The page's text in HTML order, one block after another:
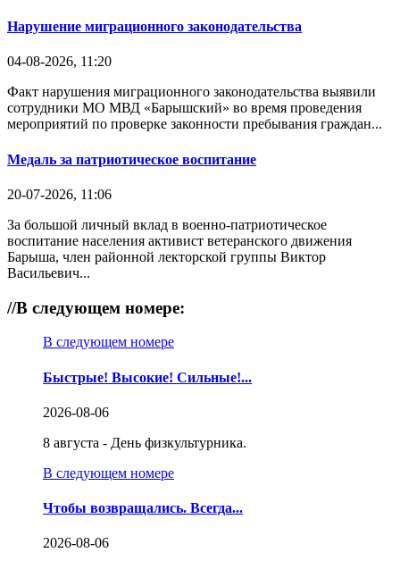
Нарушение миграционного законодательства
04-08-2026, 11:20
Факт нарушения миграционного законодательства выявили
сотрудники МО МВД «Барышский» во время проведения
мероприятий по проверке законности пребывания граждан...
Медаль за патриотическое воспитание
20-07-2026, 11:06
За большой личный вклад в военно-патриотическое
воспитание населения активист ветеранского движения
Барыша, член районной лекторской группы Виктор
Васильевич...
//В следующем номере:
В следующем номере
Быстрые! Высокие! Сильные!...
2026-08-06
8 августа - День физкультурника.
В следующем номере
Чтобы возвращались. Всегда...
2026-08-06